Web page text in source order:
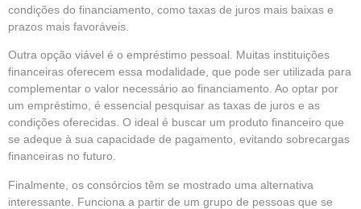
condições do financiamento, como taxas de juros mais baixas e
prazos mais favoráveis.
Outra opção viável é o empréstimo pessoal. Muitas instituições
financeiras oferecem essa modalidade, que pode ser utilizada para
complementar o valor necessário ao financiamento. Ao optar por
um empréstimo, é essencial pesquisar as taxas de juros e as
condições oferecidas. O ideal é buscar um produto financeiro que
se adeque à sua capacidade de pagamento, evitando sobrecargas
financeiras no futuro.
Finalmente, os consórcios têm se mostrado uma alternativa
interessante. Funciona a partir de um grupo de pessoas que se